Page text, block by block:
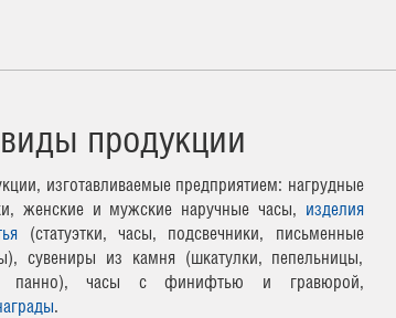
продукции
изготавливаемые предприятием: нагрудные
женские и мужские наручные часы, изделия
(статуэтки, часы, подсвечники, письменные
сувениры из камня (шкатулки, пепельницы,
панно), часы с финифтью и гравюрой,
.